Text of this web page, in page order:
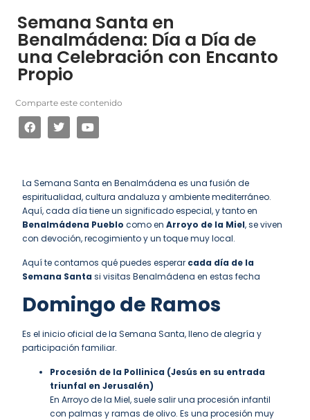
Semana Santa en
Benalmádena: Día a Día de
una Celebración con Encanto
Propio
Comparte este contenido
La Semana Santa en Benalmádena es una fusión de
espiritualidad, cultura andaluza y ambiente mediterráneo.
Aquí, cada día tiene un significado especial, y tanto en
Benalmádena Pueblo como en Arroyo de la Miel, se viven
con devoción, recogimiento y un toque muy local.
Aquí te contamos qué puedes esperar cada día de la
Semana Santa si visitas Benalmádena en estas fecha
Domingo de Ramos
Es el inicio oficial de la Semana Santa, lleno de alegría y
participación familiar.
Procesión de la Pollinica (Jesús en su entrada
triunfal en Jerusalén)
En Arroyo de la Miel, suele salir una procesión infantil
con palmas y ramas de olivo. Es una procesión muy